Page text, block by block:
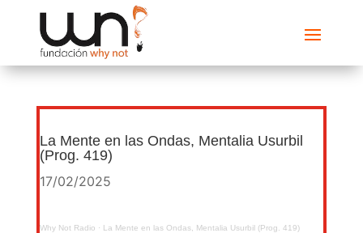
La Mente en las Ondas, Mentalia Usurbil
(Prog. 419)
17/02/2025
Why Not Radio · La Mente en las Ondas, Mentalia Usurbil (Prog. 419)